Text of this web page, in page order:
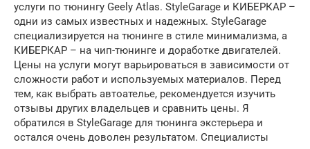
услуги по тюнингу Geely Atlas. StyleGarage и КИБЕРКАР –
одни из самых известных и надежных. StyleGarage
специализируется на тюнинге в стиле минимализма, а
КИБЕРКАР – на чип-тюнинге и доработке двигателей.
Цены на услуги могут варьироваться в зависимости от
сложности работ и используемых материалов. Перед
тем, как выбрать автоателье, рекомендуется изучить
отзывы других владельцев и сравнить цены. Я
обратился в StyleGarage для тюнинга экстерьера и
остался очень доволен результатом. Специалисты